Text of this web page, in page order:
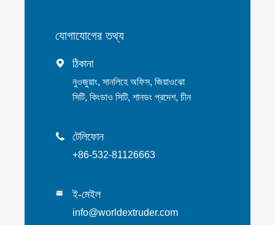
যোগাযোগের তথ্য
 ঠিকানা
নুওজুয়াং, সানলিহে অফিস, জিয়াওঝো
সিটি, কিংডাও সিটি, শানডং প্রদেশ, চীন
 টেলিফোন
+86-532-81126663
 ই-মেইল
info@worldextruder.com